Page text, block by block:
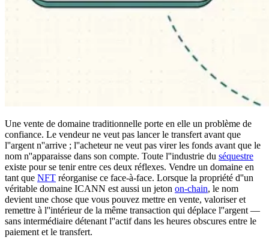
Une vente de domaine traditionnelle porte en elle un problème de
confiance. Le vendeur ne veut pas lancer le transfert avant que
l''argent n''arrive ; l''acheteur ne veut pas virer les fonds avant que le
nom n''apparaisse dans son compte. Toute l''industrie du séquestre
existe pour se tenir entre ces deux réflexes. Vendre un domaine en
tant que NFT réorganise ce face-à-face. Lorsque la propriété d''un
véritable domaine ICANN est aussi un jeton on-chain, le nom
devient une chose que vous pouvez mettre en vente, valoriser et
remettre à l''intérieur de la même transaction qui déplace l''argent —
sans intermédiaire détenant l''actif dans les heures obscures entre le
paiement et le transfert.